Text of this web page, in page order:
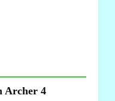
Archer 4